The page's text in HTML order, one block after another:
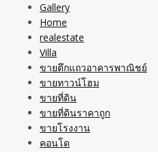
Gallery
Home
realestate
Villa
ขายตึกแถวอาคารพาณิชย์
ขายทาวน์โฮม
ขายที่ดิน
ขายที่ดินราคาถูก
ขายโรงงาน
คอนโด